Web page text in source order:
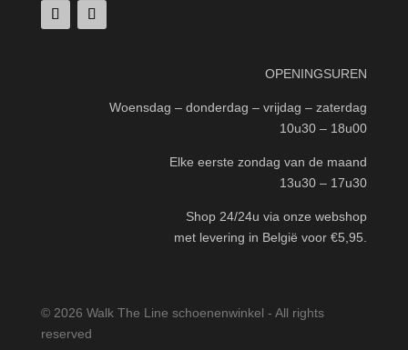
OPENINGSUREN
Woensdag – donderdag – vrijdag – zaterdag
10u30 – 18u00
Elke eerste zondag van de maand
13u30 – 17u30
Shop 24/24u via onze webshop
met levering in België voor €5,95.
© 2026 Walk The Line schoenenwinkel - All rights
reserved